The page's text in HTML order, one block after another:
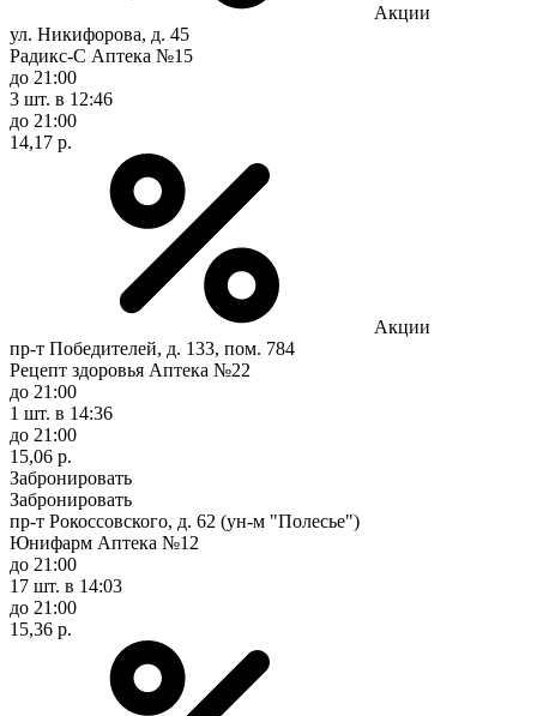
Акции
ул. Никифорова, д. 45
Радикс-С Аптека №15
до 21:00
3 шт. в 12:46
до 21:00
14,17 р.
Акции
пр-т Победителей, д. 133, пом. 784
Рецепт здоровья Аптека №22
до 21:00
1 шт. в 14:36
до 21:00
15,06 р.
Забронировать
Забронировать
пр-т Рокоссовского, д. 62 (ун-м "Полесье")
Юнифарм Аптека №12
до 21:00
17 шт. в 14:03
до 21:00
15,36 р.